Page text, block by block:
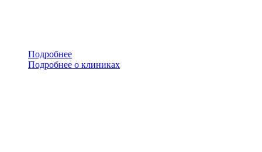
Подробнее
Подробнее о клиниках